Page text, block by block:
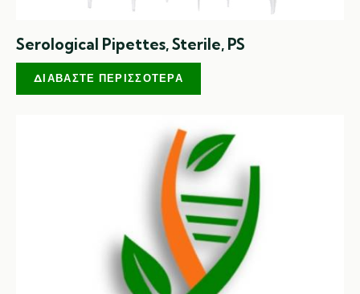
Serological Pipettes, Sterile, PS
ΔΙΑΒΆΣΤΕ ΠΕΡΙΣΣΌΤΕΡΑ